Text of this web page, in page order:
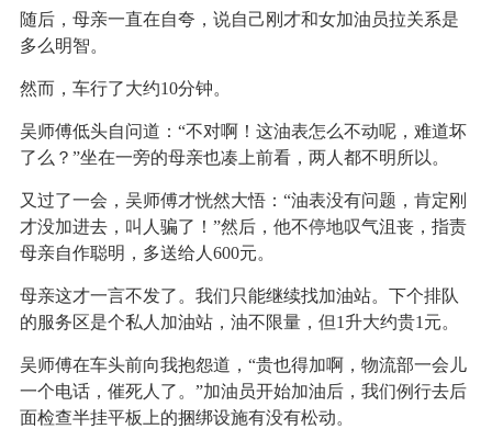
随后，母亲一直在自夸，说自己刚才和女加油员拉关系是
多么明智。
然而，车行了大约10分钟。
吴师傅低头自问道：“不对啊！这油表怎么不动呢，难道坏
了么？”坐在一旁的母亲也凑上前看，两人都不明所以。
又过了一会，吴师傅才恍然大悟：“油表没有问题，肯定刚
才没加进去，叫人骗了！”然后，他不停地叹气沮丧，指责
母亲自作聪明，多送给人600元。
母亲这才一言不发了。我们只能继续找加油站。下个排队
的服务区是个私人加油站，油不限量，但1升大约贵1元。
吴师傅在车头前向我抱怨道，“贵也得加啊，物流部一会儿
一个电话，催死人了。”加油员开始加油后，我们例行去后
面检查半挂平板上的捆绑设施有没有松动。